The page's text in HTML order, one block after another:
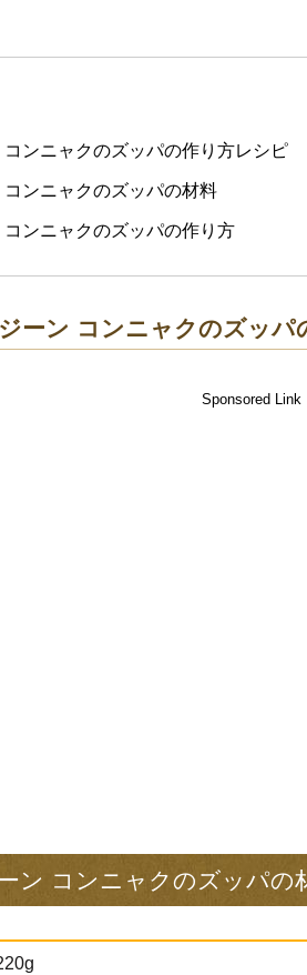
ンニャクのズッパの作り方レシピ
ンニャクのズッパの材料
ンニャクのズッパの作り方
ーン コンニャクのズッパ
Sponsored Link
ン コンニャクのズッパの